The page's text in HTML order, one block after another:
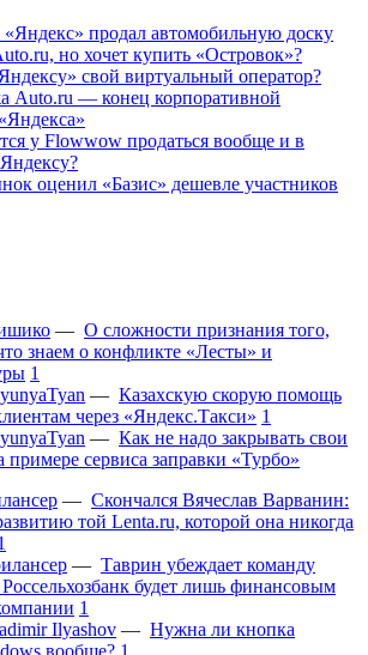
продал автомобильную доску
но хочет купить «Островок»?
свой виртуальный оператор?
Auto.ru — конец корпоративной
у Flowwow продаться вообще и в
оценил «Базис» дешевле участников
— О сложности признания того,
знаем о конфликте «Лесты» и
1
— Казахскую скорую помощь
через «Яндекс.Такси» 1
— Как не надо закрывать свои
сервиса заправки «Турбо»
— Скончался Вячеслав Варванин:
той Lenta.ru, которой она никогда
— Таврин убеждает команду
будет лишь финансовым
1
Ilyashov — Нужна ли кнопка
вообще? 1